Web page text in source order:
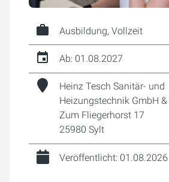
Ausbildung, Vollzeit
Ab: 01.08.2027
Heinz Tesch Sanitär- und
Heizungstechnik GmbH &
Zum Fliegerhorst 17
25980 Sylt
Veröffentlicht: 01.08.2026